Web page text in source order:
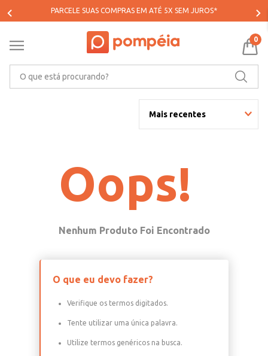
PARCELE SUAS COMPRAS EM ATÉ 5X SEM JUROS*
0
Mais recentes
Oops!
O que eu devo fazer?
Verifique os termos digitados.
Tente utilizar uma única palavra.
Utilize termos genéricos na busca.